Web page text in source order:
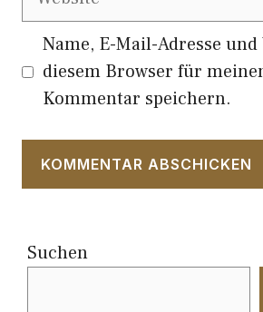
Name, E-Mail-Adresse
diesem Browser für
Kommentar speichern.
Suchen